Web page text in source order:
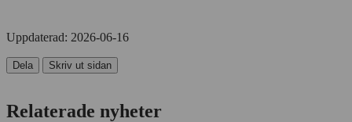
Uppdaterad: 2026-06-16
Dela Skriv ut sidan
Relaterade nyheter